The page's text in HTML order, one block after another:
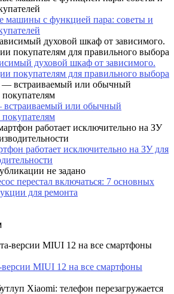
машины с функцией пара: советы и
духовой шкаф от зависимого.
покупателям для правильного выбора
или обычный
работает исключительно на ЗУ для
перестал включаться: 7 основных
для ремонта
MIUI 12 на все смартфоны